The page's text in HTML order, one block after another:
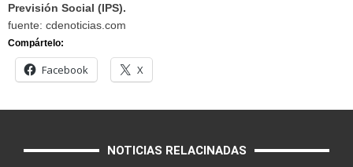
Previsión Social (IPS).
fuente: cdenoticias.com
Compártelo:
Facebook X
NOTICIAS RELACINADAS